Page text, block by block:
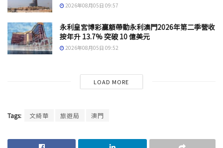
2026年08月05日 09:57
永利皇宮博彩贏額帶動永利澳門2026年第二季營收
按年升 13.7% 突破 10 億美元
2026年08月05日 09:52
LOAD MORE
Tags: 文綺華 旅遊局 澳門